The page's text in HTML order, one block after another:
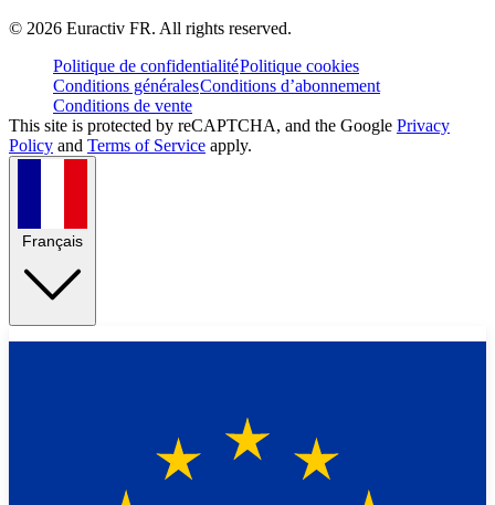
© 2026 Euractiv FR. All rights reserved.
Politique de confidentialitéPolitique cookies
Conditions généralesConditions d’abonnement
Conditions de vente
This site is protected by reCAPTCHA, and the Google Privacy
Policy and Terms of Service apply.
Français